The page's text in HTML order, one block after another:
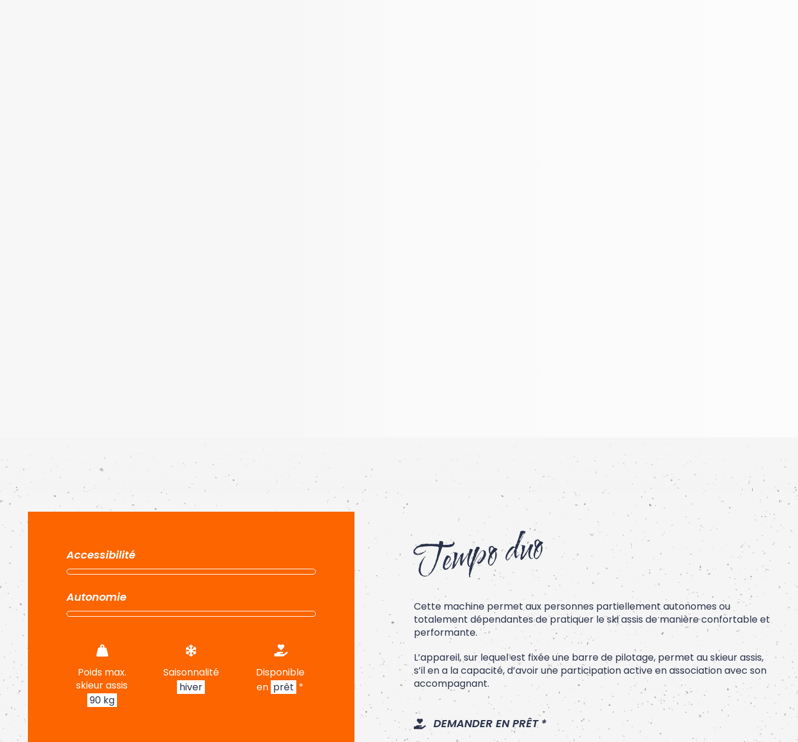
Accessibilité
Autonomie
Poids max.
skieur assis
90 kg
Saisonnalité
hiver
Disponible
en prêt *
Tempo duo
Cette machine permet aux personnes partiellement autonomes ou
totalement dépendantes de pratiquer le ski assis de manière confortable et
performante.
L’appareil, sur lequel est fixée une barre de pilotage, permet au skieur assis,
s’il en a la capacité, d’avoir une participation active en association avec son
accompagnant.
DEMANDER EN PRÊT *